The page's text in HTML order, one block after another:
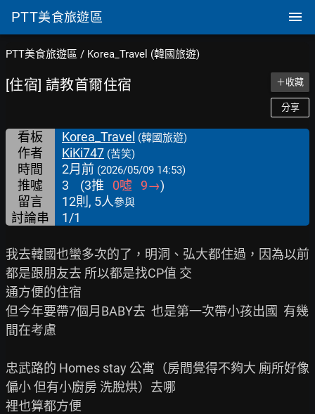
PTT美食旅遊區
PTT美食旅遊區 / Korea_Travel (韓國旅遊)
[住宿] 請教首爾住宿 ＋收藏
分享
看板 Korea_Travel (韓國旅遊)
作者 KiKi747 (苦笑)
時間 2月前 (2026/05/09 14:53)
推噓 3 (3推 0噓 9→)
留言
12則, 5人參與
討論串 1/1
我去韓國也蠻多次的了，明洞、弘大都住過，因為以前
都是跟朋友去 所以都是找CP值 交
通方便的住宿
但今年要帶7個月BABY去  也是第一次帶小孩出國  有幾
間在考慮
忠武路的 Homes stay 公寓（房間覺得不夠大 廁所好像
偏小 但有小廚房 洗脫烘）去哪
裡也算都方便